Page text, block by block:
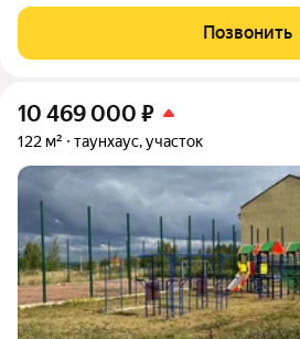
постоянного проживания.
районе, рядом с Новым
Позвонить
10 469 000 ₽
122 м² таунхаус, участок